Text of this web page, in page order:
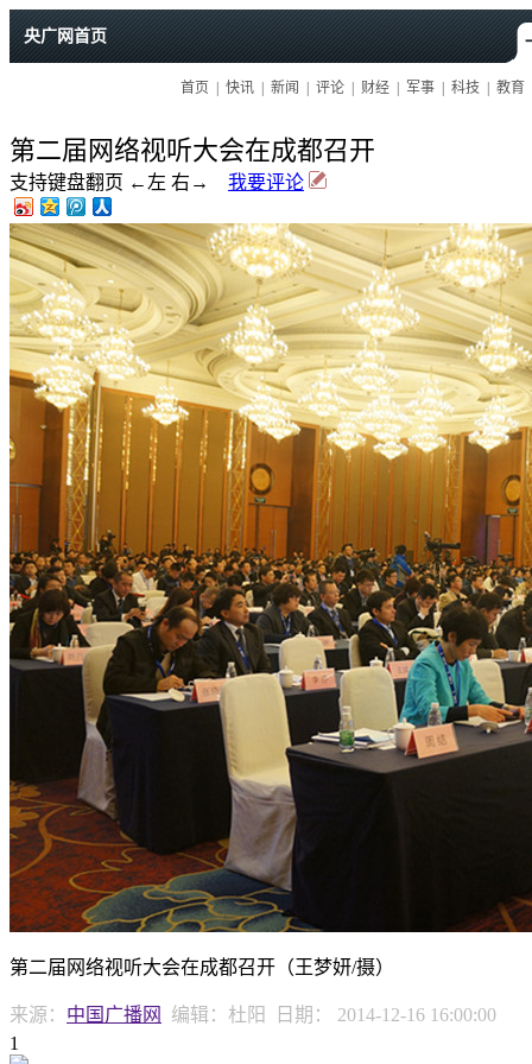
第二届网络视听大会在成都召开
支持键盘翻页 ←左 右→ 我要评论
第二届网络视听大会在成都召开（王梦妍/摄）
来源： 中国广播网 编辑：杜阳 日期：
2014-12-16 16:00:00
1